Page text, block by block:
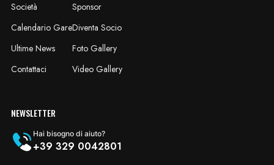
Società
Calendario Gare
Ultime News
Contattaci
Sponsor
Diventa Socio
Foto Gallery
Video Gallery
NEWSLETTER
Hai bisogno di aiuto?
+39 329 0042801